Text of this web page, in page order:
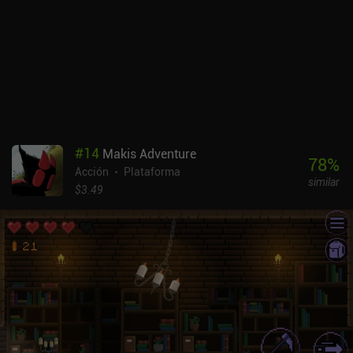
todos los aficionados a los shooters en 2D, especialmente a los
propensos a la nostalgia, ya que se inspira enormemente en las
películas de acción del pasado.
#14 Makis Adventure
Acción
Plataforma
$3.49
78%
similar